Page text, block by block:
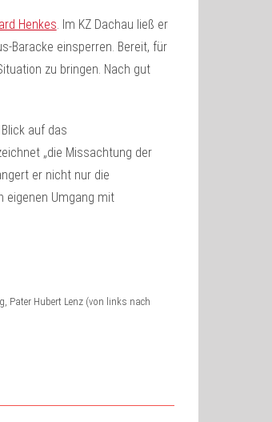
Henkes. Im KZ Dachau ließ er
Baracke einsperren. Bereit, für
zu bringen. Nach gut
auf das
„die Missachtung der
er nicht nur die
eigenen Umgang mit
Pater Hubert Lenz (von links nach